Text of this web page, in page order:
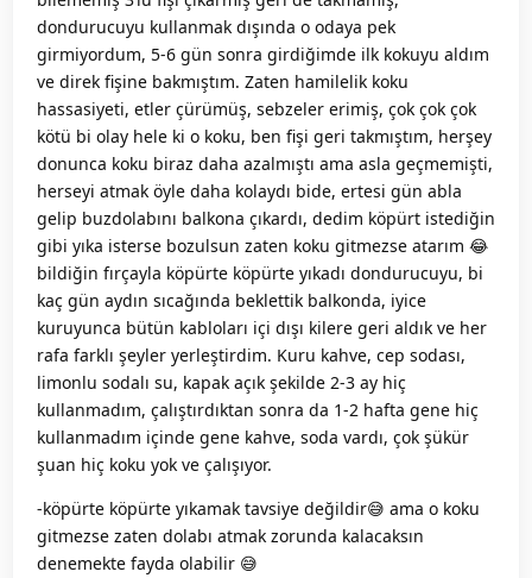
dondurucuyu kullanmak dışında o odaya pek
girmiyordum, 5-6 gün sonra girdiğimde ilk kokuyu aldım
ve direk fişine bakmıştım. Zaten hamilelik koku
hassasiyeti, etler çürümüş, sebzeler erimiş, çok çok çok
kötü bi olay hele ki o koku, ben fişi geri takmıştım, herşey
donunca koku biraz daha azalmıştı ama asla geçmemişti,
herseyi atmak öyle daha kolaydı bide, ertesi gün abla
gelip buzdolabını balkona çıkardı, dedim köpürt istediğin
gibi yıka isterse bozulsun zaten koku gitmezse atarım 😂
bildiğin fırçayla köpürte köpürte yıkadı dondurucuyu, bi
kaç gün aydın sıcağında beklettik balkonda, iyice
kuruyunca bütün kabloları içi dışı kilere geri aldık ve her
rafa farklı şeyler yerleştirdim. Kuru kahve, cep sodası,
limonlu sodalı su, kapak açık şekilde 2-3 ay hiç
kullanmadım, çalıştırdıktan sonra da 1-2 hafta gene hiç
kullanmadım içinde gene kahve, soda vardı, çok şükür
şuan hiç koku yok ve çalışıyor.
-köpürte köpürte yıkamak tavsiye değildir😅 ama o koku
gitmezse zaten dolabı atmak zorunda kalacaksın
denemekte fayda olabilir 😅